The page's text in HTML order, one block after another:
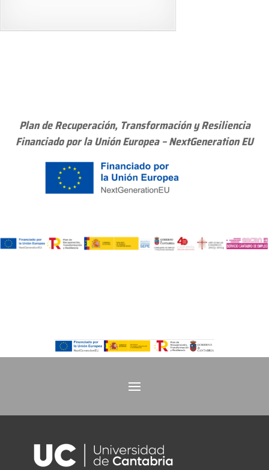
Plan de Recuperación, Transformación y Resiliencia
Financiado por la Unión Europea – NextGeneration EU